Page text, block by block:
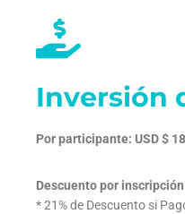
Inversión
Por participante: USD $
Descuento por
* 21% de Descuento si